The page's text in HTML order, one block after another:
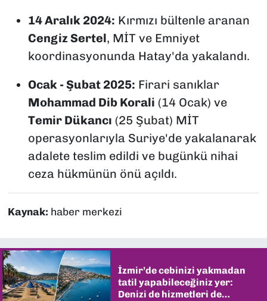
14 Aralık 2024: Kırmızı bültenle aranan
Cengiz Sertel, MİT ve Emniyet
koordinasyonunda Hatay'da yakalandı.
Ocak - Şubat 2025: Firari sanıklar
Mohammad Dib Korali (14 Ocak) ve
Temir Dükancı (25 Şubat) MİT
operasyonlarıyla Suriye'de yakalanarak
adalete teslim edildi ve bugünkü nihai
ceza hükmünün önü açıldı.
Kaynak: haber merkezi
İzmir’de cebinizi yakmadan
tatil yapabileceğiniz yer:
Denizi de hizmetleri de